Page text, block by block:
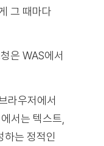
그 때마다
은 WAS에서
라우저에서
서는 텍스트,
하는 정적인